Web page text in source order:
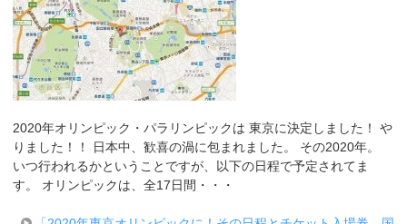
2020年オリンピック・パラリンピックは 東京に決定しました！ や
りました！！ 日本中、歓喜の渦に包まれました。 その2020年。
いつ行われるかということですが、以下の日程で予定されてま
す。 オリンピックは、全17日間・・・